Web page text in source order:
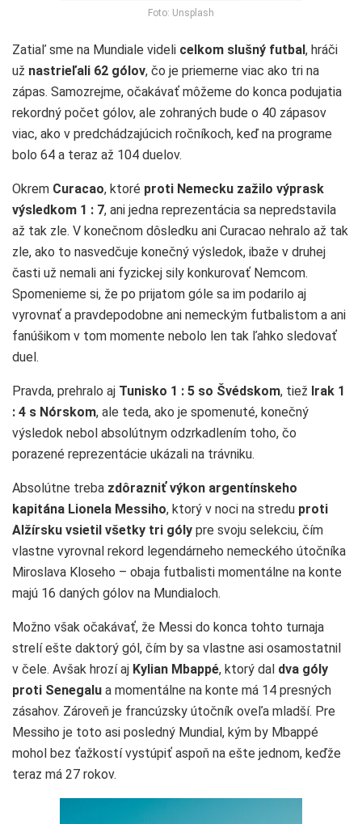
Foto: Unsplash
Zatiaľ sme na Mundiale videli celkom slušný futbal , hráči
už nastrieľali 62 gólov, čo je priemerne viac ako tri na
zápas. Samozrejme, očakávať môžeme do konca podujatia
rekordný počet gólov, ale zohraných bude o 40 zápasov
viac, ako v predchádzajúcich ročníkoch, keď na programe
bolo 64 a teraz až 104 duelov.
Okrem Curacao, ktoré proti Nemecku zažilo výprask
výsledkom 1 : 7, ani jedna reprezentácia sa nepredstavila
až tak zle. V konečnom dôsledku ani Curacao nehralo až tak
zle, ako to nasvedčuje konečný výsledok, ibaže v druhej
časti už nemali ani fyzickej sily konkurovať Nemcom.
Spomenieme si, že po prijatom góle sa im podarilo aj
vyrovnať a pravdepodobne ani nemeckým futbalistom a ani
fanúšikom v tom momente nebolo len tak ľahko sledovať
duel.
Pravda, prehralo aj Tunisko 1 : 5 so Švédskom, tiež Irak 1
: 4 s Nórskom, ale teda, ako je spomenuté, konečný
výsledok nebol absolútnym odzrkadlením toho, čo
porazené reprezentácie ukázali na trávniku.
Absolútne treba zdôrazniť výkon argentínskeho
kapitána Lionela Messiho, ktorý v noci na stredu proti
Alžírsku vsietil všetky tri góly pre svoju selekciu, čím
vlastne vyrovnal rekord legendárneho nemeckého útočníka
Miroslava Kloseho – obaja futbalisti momentálne na konte
majú 16 daných gólov na Mundialoch.
Možno však očakávať, že Messi do konca tohto turnaja
strelí ešte daktorý gól, čím by sa vlastne asi osamostatnil
v čele. Avšak hrozí aj Kylian Mbappé, ktorý dal dva góly
proti Senegalu a momentálne na konte má 14 presných
zásahov. Zároveň je francúzsky útočník oveľa mladší. Pre
Messiho je toto asi posledný Mundial, kým by Mbappé
mohol bez ťažkostí vystúpiť aspoň na ešte jednom, keďže
teraz má 27 rokov.